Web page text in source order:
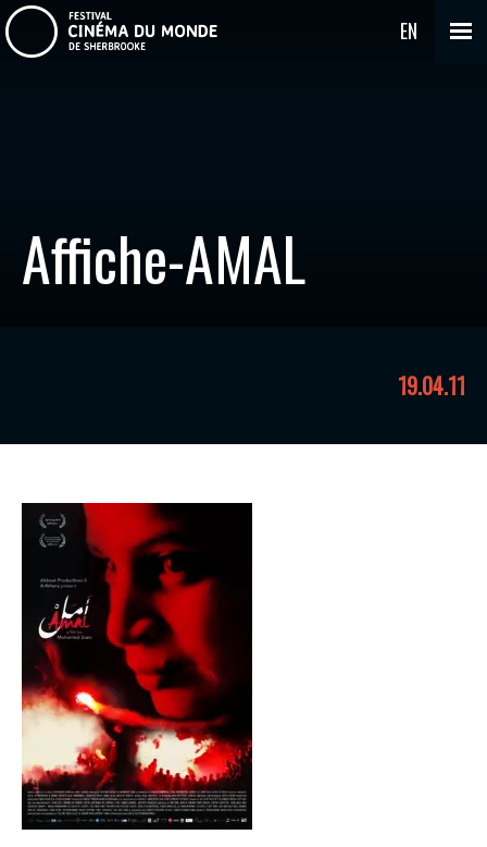
EN
Affiche-AMAL
19.04.11